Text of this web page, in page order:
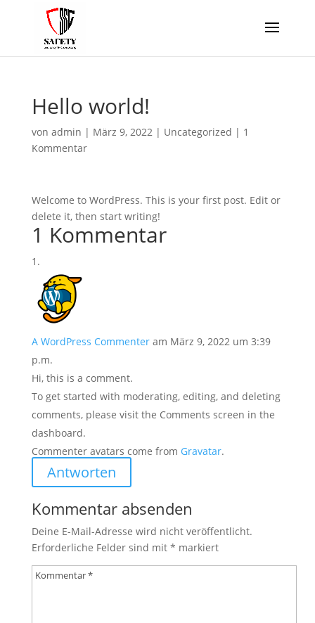
Hello world!
von admin | März 9, 2022| Uncategorized | 1
Kommentar
Welcome to WordPress. This is your first post. Edit or
delete it, then start writing!
1 Kommentar
A WordPress Commenter am März 9, 2022 um 3:39
p.m.
Hi, this is a comment.
To get started with moderating, editing, and deleting
comments, please visit the Comments screen in the
dashboard.
Commenter avatars come from Gravatar.
Antworten
Kommentar absenden
Deine E-Mail-Adresse wird nicht veröffentlicht.
Erforderliche Felder sind mit * markiert